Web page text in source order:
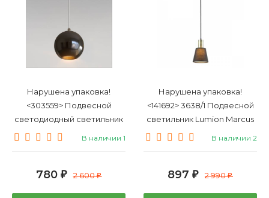
Нарушена упаковка!
<303559> Подвесной
светодиодный светильник
Elektrostandard 50215/1 LED
В наличии 1
780 ₽ 2 600₽
Нарушена упаковка!
<141692> 3638/1 Подвесной
светильник Lumion Marcus
В наличии 2
897 ₽ 2 990₽